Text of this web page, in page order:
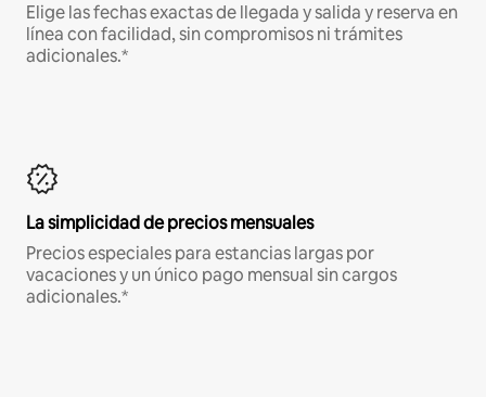
Elige las fechas exactas de llegada y salida y reserva en
línea con facilidad, sin compromisos ni trámites
adicionales.*
La simplicidad de precios mensuales
Precios especiales para estancias largas por
vacaciones y un único pago mensual sin cargos
adicionales.*